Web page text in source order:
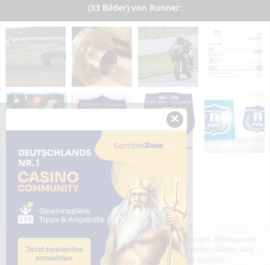
(33 Bilder) von Runner:
Das dargestellte Bild wurde von einem Nutzer hochgeladen. Directupload
übernimmt keinerlei Haftung für den Inhalt des dargestellten Bildes, wird
jedoch bei Verstößen nach §2(3) unserer AGB handeln.
×